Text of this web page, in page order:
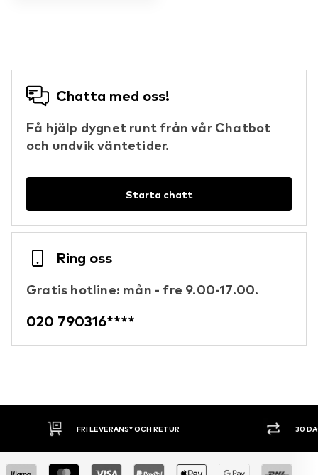
Chatta med oss!
Få hjälp dygnet runt från vår Chatbot
och undvik väntetider.
Starta chatt
Ring oss
Gratis hotline: mån - fre 9.00-17.00.
020 790316****
FRI LEVERANS* OCH RETUR 30